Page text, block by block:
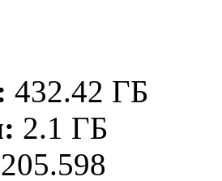
432.42 ГБ
2.1 ГБ
205.598